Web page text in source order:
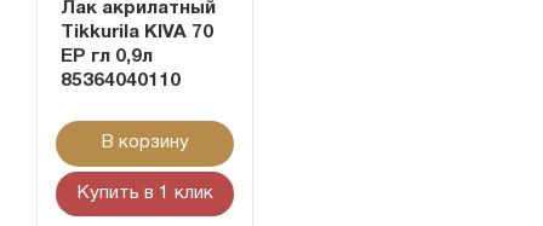
Лак акрилатный
Tikkurila KIVA 70
EP гл 0,9л
85364040110
В корзину
Купить в 1 клик